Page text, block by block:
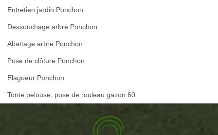
Entretien jardin Ponchon
Dessouchage arbre Ponchon
Abattage arbre Ponchon
Pose de clôture Ponchon
Elagueur Ponchon
Tonte pelouse, pose de rouleau gazon 60